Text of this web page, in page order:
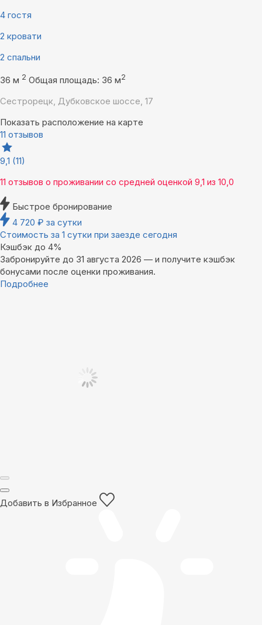
4 гостя
2 кровати
2 спальни
36 м 2 Общая площадь: 36 м2
Сестрорецк, Дубковское шоссе, 17
Показать расположение на карте
11 отзывов
9,1 (11)
11 отзывов о проживании со средней оценкой 9,1 из 10,0
Быстрое бронирование
4 720 ₽ за сутки
Стоимость за 1 сутки при заезде сегодня
Кэшбэк до 4%
Забронируйте до 31 августа 2026 — и получите кэшбэк
бонусами после оценки проживания.
Подробнее
Добавить в Избранное